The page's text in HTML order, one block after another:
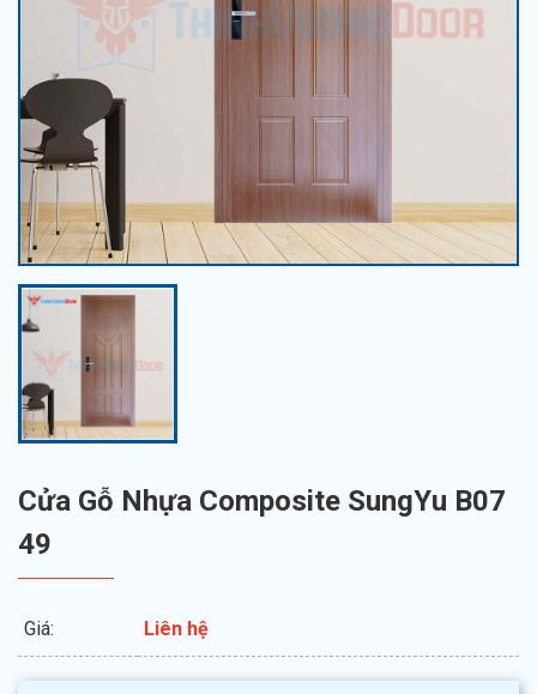
Cửa Gỗ Nhựa Composite SungYu B07
49
Giá: Liên hệ